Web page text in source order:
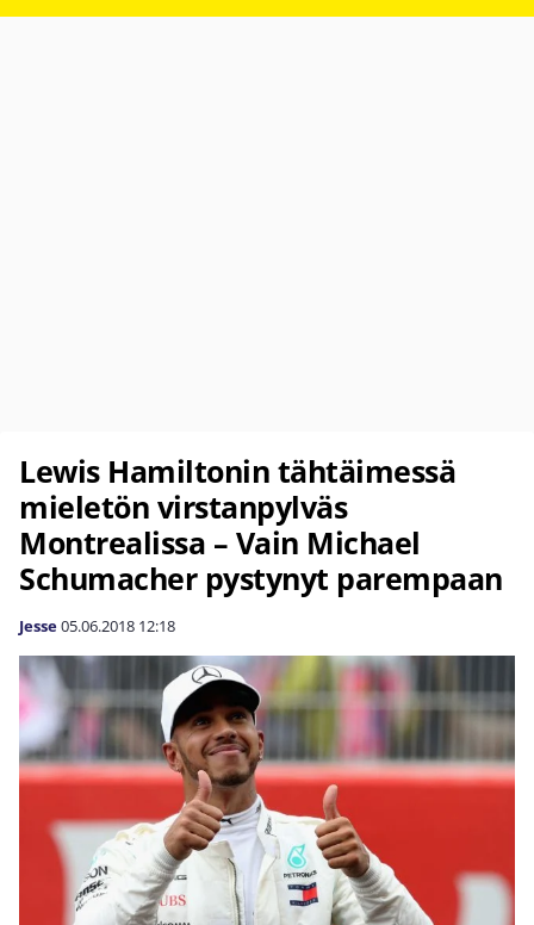
Lewis Hamiltonin tähtäimessä
mieletön virstanpylväs
Montrealissa – Vain Michael
Schumacher pystynyt parempaan
Jesse05.06.2018 12:18